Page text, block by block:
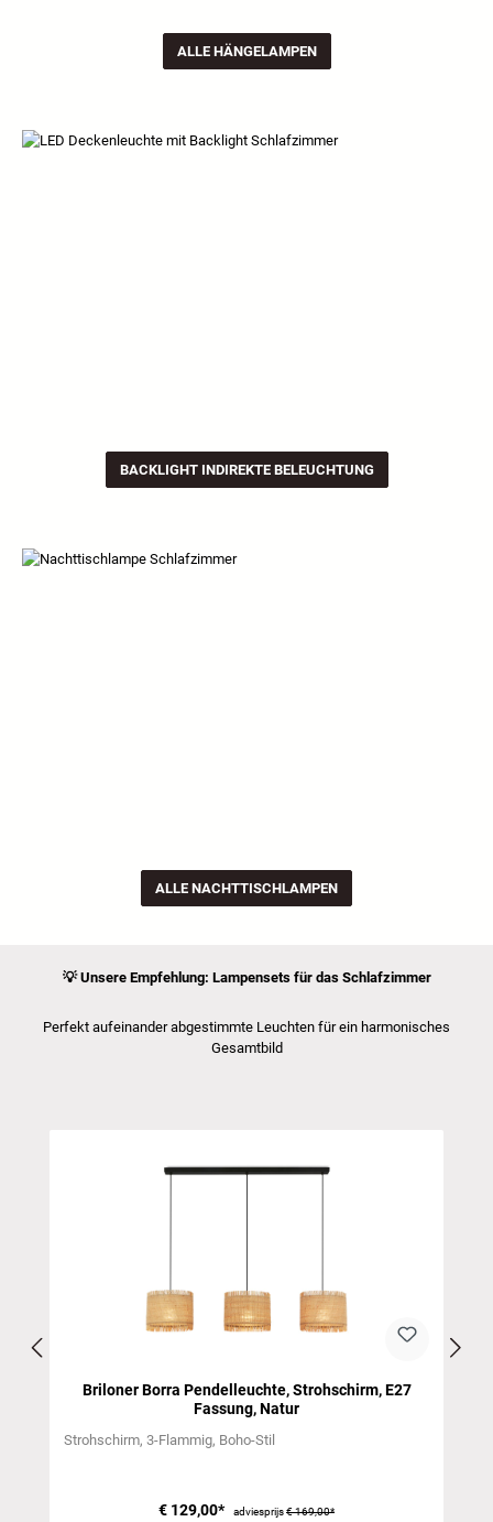
ALLE HÄNGELAMPEN
BACKLIGHT INDIREKTE BELEUCHTUNG
ALLE NACHTTISCHLAMPEN
💡Unsere Empfehlung: Lampensets für das Schlafzimmer
Perfekt aufeinander abgestimmte Leuchten für ein harmonisches
Gesamtbild
Briloner Borra Pendelleuchte, Strohschirm, E27
Fassung, Natur
Strohschirm 3-Flammig Boho-Stil
€ 129,00* adviesprijs€ 169,00*